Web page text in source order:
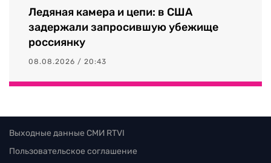
Ледяная камера и цепи: в США
задержали запросившую убежище
россиянку
08.08.2026 / 20:43
Выходные данные СМИ RTVI
Пользовательское соглашение